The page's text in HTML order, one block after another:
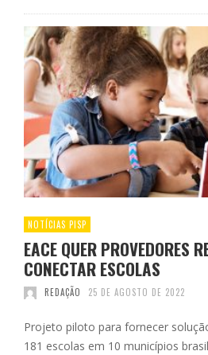
NOTÍCIAS PISP
EACE QUER PROVEDORES
CONECTAR ESCOLAS
REDAÇÃO 25 DE AGOSTO DE 2022
Projeto piloto para fornecer
181 escolas em 10 municípios